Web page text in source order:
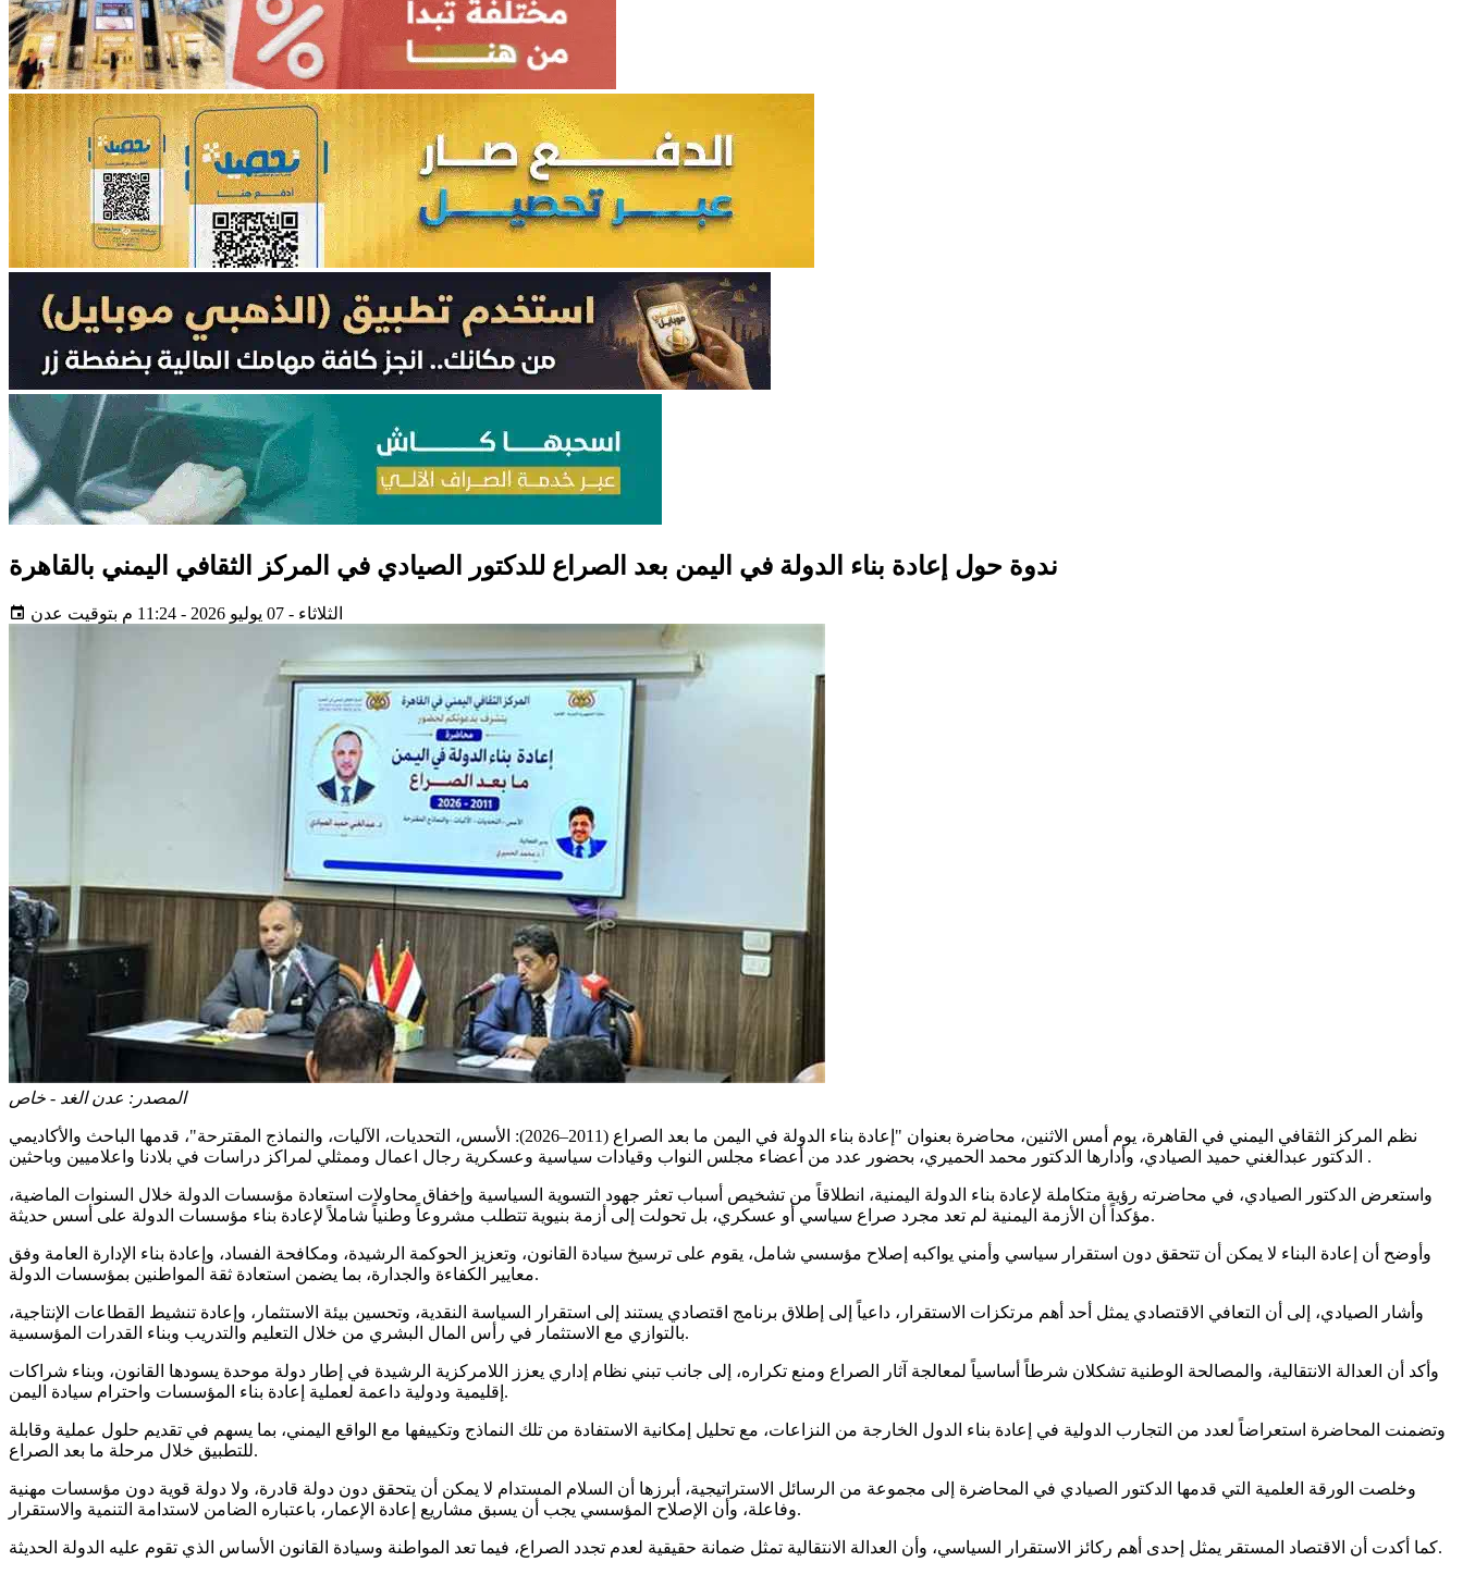
ندوة حول إعادة بناء الدولة في اليمن بعد الصراع للدكتور الصيادي في المركز الثقافي اليمني بالقاهرة
الثلاثاء - 07 يوليو 2026 - 11:24 م بتوقيت عدن
المصدر: عدن الغد - خاص
نظم المركز الثقافي اليمني في القاهرة، يوم أمس الاثنين، محاضرة بعنوان "إعادة بناء الدولة في اليمن ما بعد الصراع (2011–2026): الأسس، التحديات، الآليات، والنماذج المقترحة"، قدمها الباحث والأكاديمي
الدكتور عبدالغني حميد الصيادي، وأدارها الدكتور محمد الحميري، بحضور عدد من أعضاء مجلس النواب وقيادات سياسية وعسكرية رجال اعمال وممثلي لمراكز دراسات في بلادنا واعلاميين وباحثين .
واستعرض الدكتور الصيادي، في محاضرته رؤية متكاملة لإعادة بناء الدولة اليمنية، انطلاقاً من تشخيص أسباب تعثر جهود التسوية السياسية وإخفاق محاولات استعادة مؤسسات الدولة خلال السنوات الماضية،
مؤكداً أن الأزمة اليمنية لم تعد مجرد صراع سياسي أو عسكري، بل تحولت إلى أزمة بنيوية تتطلب مشروعاً وطنياً شاملاً لإعادة بناء مؤسسات الدولة على أسس حديثة.
وأوضح أن إعادة البناء لا يمكن أن تتحقق دون استقرار سياسي وأمني يواكبه إصلاح مؤسسي شامل، يقوم على ترسيخ سيادة القانون، وتعزيز الحوكمة الرشيدة، ومكافحة الفساد، وإعادة بناء الإدارة العامة وفق
معايير الكفاءة والجدارة، بما يضمن استعادة ثقة المواطنين بمؤسسات الدولة.
وأشار الصيادي، إلى أن التعافي الاقتصادي يمثل أحد أهم مرتكزات الاستقرار، داعياً إلى إطلاق برنامج اقتصادي يستند إلى استقرار السياسة النقدية، وتحسين بيئة الاستثمار، وإعادة تنشيط القطاعات الإنتاجية،
بالتوازي مع الاستثمار في رأس المال البشري من خلال التعليم والتدريب وبناء القدرات المؤسسية.
وأكد أن العدالة الانتقالية، والمصالحة الوطنية تشكلان شرطاً أساسياً لمعالجة آثار الصراع ومنع تكراره، إلى جانب تبني نظام إداري يعزز اللامركزية الرشيدة في إطار دولة موحدة يسودها القانون، وبناء شراكات
إقليمية ودولية داعمة لعملية إعادة بناء المؤسسات واحترام سيادة اليمن.
وتضمنت المحاضرة استعراضاً لعدد من التجارب الدولية في إعادة بناء الدول الخارجة من النزاعات، مع تحليل إمكانية الاستفادة من تلك النماذج وتكييفها مع الواقع اليمني، بما يسهم في تقديم حلول عملية وقابلة
للتطبيق خلال مرحلة ما بعد الصراع.
وخلصت الورقة العلمية التي قدمها الدكتور الصيادي في المحاضرة إلى مجموعة من الرسائل الاستراتيجية، أبرزها أن السلام المستدام لا يمكن أن يتحقق دون دولة قادرة، ولا دولة قوية دون مؤسسات مهنية
وفاعلة، وأن الإصلاح المؤسسي يجب أن يسبق مشاريع إعادة الإعمار، باعتباره الضامن لاستدامة التنمية والاستقرار.
كما أكدت أن الاقتصاد المستقر يمثل إحدى أهم ركائز الاستقرار السياسي، وأن العدالة الانتقالية تمثل ضمانة حقيقية لعدم تجدد الصراع، فيما تعد المواطنة وسيادة القانون الأساس الذي تقوم عليه الدولة الحديثة.